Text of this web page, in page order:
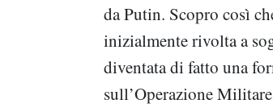
da Putin. Scopro così
inizialmente rivolta a
diventata di fatto una
sull’Operazione